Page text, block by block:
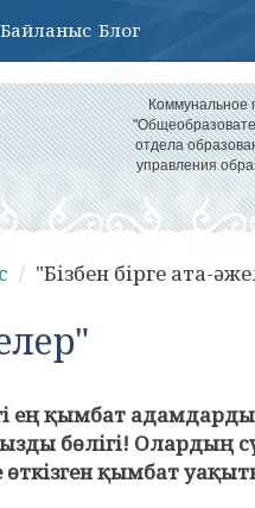
Байланыс Блог
Коммунальное
отдела
управления
"Бізбен бірге ата-
ең қымбат
бөлігі! Олардың
қымбат